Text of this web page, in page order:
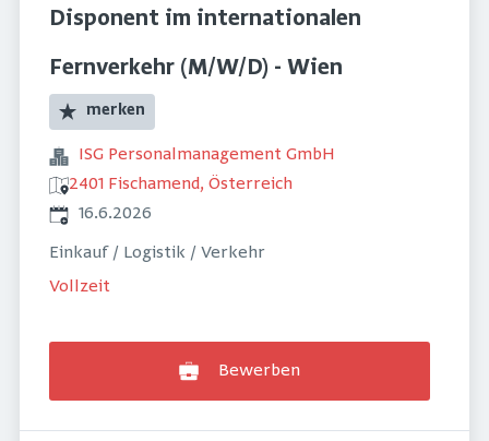
Disponent im internationalen
Fernverkehr (M/W/D) - Wien
merken
ISG Personalmanagement GmbH
2401 Fischamend, Österreich
Veröffentlicht
16.6.2026
Einkauf / Logistik / Verkehr
Vollzeit
Bewerben